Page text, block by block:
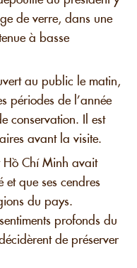
de verre, dans une
à basse
au public le matin,
périodes de l’année
conservation. Il est
avant la visite.
Hồ Chí Minh avait
et que ses cendres
du pays.
profonds du
de préserver